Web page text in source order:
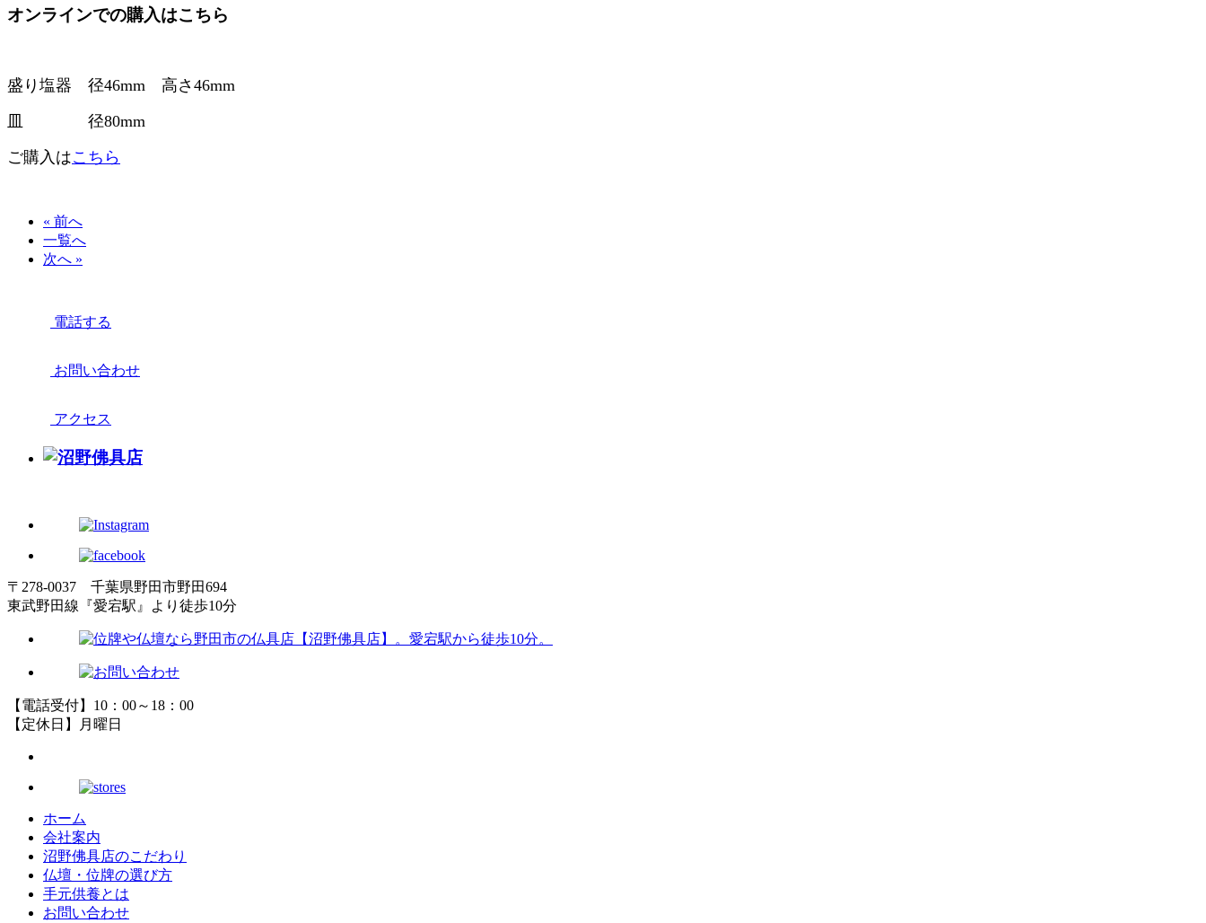
オンラインでの購入はこちら
盛り塩器 径46mm 高さ46mm
皿 径80mm
ご購入はこちら
« 前へ
一覧へ
次へ »
電話する
お問い合わせ
アクセス
〒278-0037 千葉県野田市野田694
東武野田線『愛宕駅』より徒歩10分
【電話受付】10：00～18：00
【定休日】月曜日
ホーム
会社案内
沼野佛具店のこだわり
仏壇・位牌の選び方
手元供養とは
お問い合わせ